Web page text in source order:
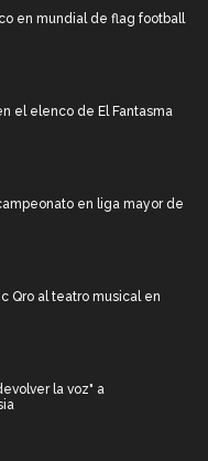
en mundial de flag football
el elenco de El Fantasma
en liga mayor de
Qro al teatro musical en
la voz" a